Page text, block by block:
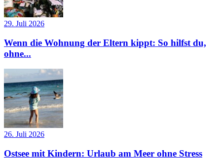
29. Juli 2026
Wenn die Wohnung der Eltern kippt: So hilfst du,
ohne...
26. Juli 2026
Ostsee mit Kindern: Urlaub am Meer ohne Stress